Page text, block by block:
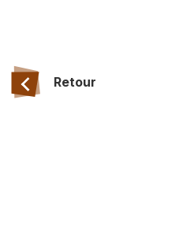
Retour